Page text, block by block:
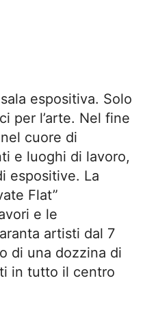
espositiva. Solo
per l’arte. Nel fine
cuore di
e luoghi di lavoro,
espositive. La
Flat”
e le
artisti dal 7
di una dozzina di
in tutto il centro